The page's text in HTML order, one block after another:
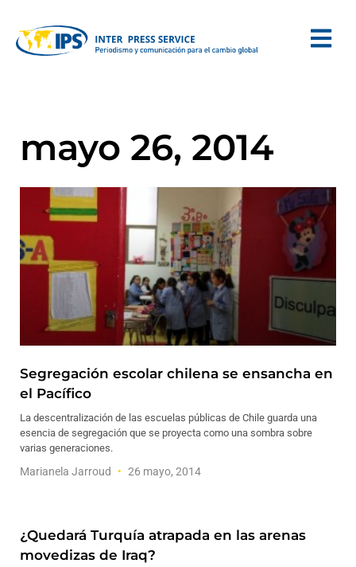
mayo 26, 2014
Segregación escolar chilena se ensancha en
el Pacífico
La descentralización de las escuelas públicas de Chile guarda una
esencia de segregación que se proyecta como una sombra sobre
varias generaciones.
Marianela Jarroud 26 mayo, 2014
¿Quedará Turquía atrapada en las arenas
movedizas de Iraq?